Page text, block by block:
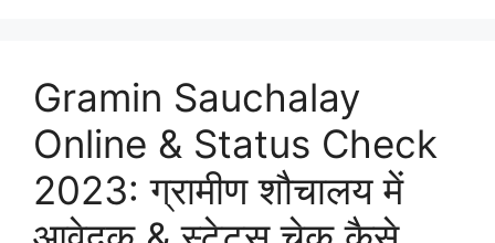
Gramin Sauchalay
Online & Status Check
2023: ग्रामीण शौचालय में